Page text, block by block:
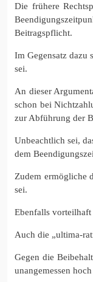
Die frühere
Beitragspflicht.
Im Gegensatz dazu
sei.
An dieser
schon bei
zur Abführung der
Unbeachtlich sei,
dem
Zudem ermögliche
sei.
Ebenfalls vorteilhaft
Auch die „ultima-
Gegen die
unangemessen